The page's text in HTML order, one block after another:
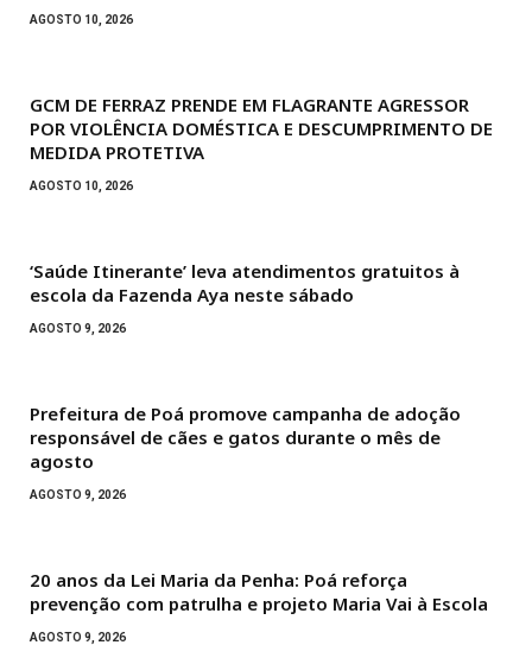
AGOSTO 10, 2026
GCM DE FERRAZ PRENDE EM FLAGRANTE AGRESSOR
POR VIOLÊNCIA DOMÉSTICA E DESCUMPRIMENTO DE
MEDIDA PROTETIVA
AGOSTO 10, 2026
‘Saúde Itinerante’ leva atendimentos gratuitos à
escola da Fazenda Aya neste sábado
AGOSTO 9, 2026
Prefeitura de Poá promove campanha de adoção
responsável de cães e gatos durante o mês de
agosto
AGOSTO 9, 2026
20 anos da Lei Maria da Penha: Poá reforça
prevenção com patrulha e projeto Maria Vai à Escola
AGOSTO 9, 2026